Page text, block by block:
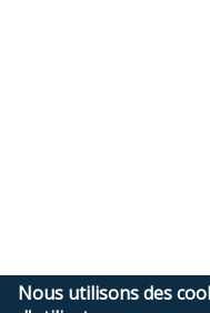
Nous utilisons des